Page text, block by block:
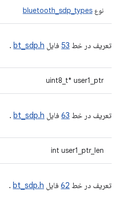
نوع bluetooth_sdp_types
تعریف در خط 53 فایل bt_sdp.h
.
uint8_t* user1_ptr
تعریف در خط 63 فایل bt_sdp.h
.
int user1_ptr_len
تعریف در خط 62 فایل bt_sdp.h
.